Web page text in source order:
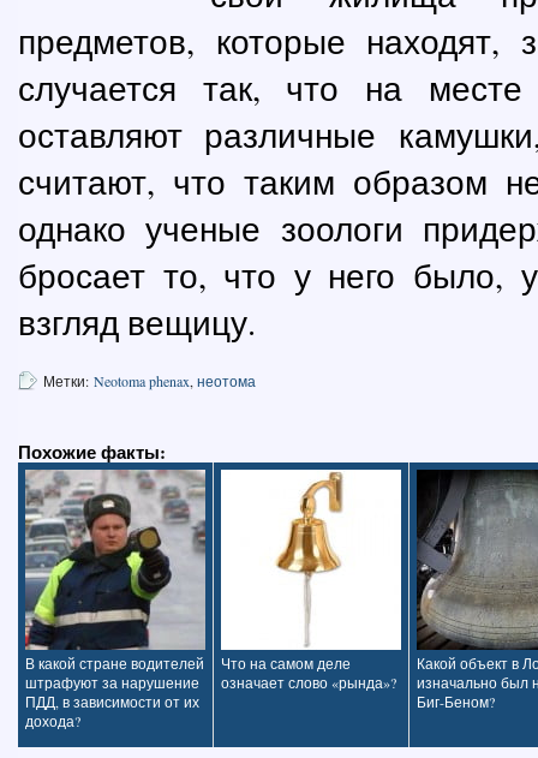
предметов, которые
случается так, что на
оставляют различные
считают, что таким образом
однако ученые зоологи
бросает то, что у него было,
взгляд вещицу.
Метки: Neotoma phenax, неотома
Похожие факты:
В какой стране водителей
штрафуют за нарушение
ПДД, в зависимости от их
дохода?
Что на самом деле
означает слово «рында»?
Какой объект в
изначально был
Биг-Беном?